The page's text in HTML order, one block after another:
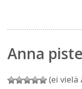
Anna
(ei vielä